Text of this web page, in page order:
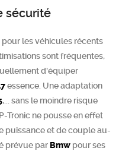
sécurité
les véhicules récents
sont fréquentes,
d'équiper
essence. Une adaptation
,... sans le moindre risque
Tronic ne pousse en effet
puissance et de couple au-
prévue par Bmw pour ses